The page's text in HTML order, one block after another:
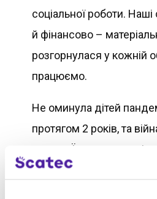
соціальної роботи. Наші
й фінансово –
розгорнулася у кожній
працюємо.
Не оминула дітей
протягом 2 років, та
триває. Їхнє
навчальні успіхи